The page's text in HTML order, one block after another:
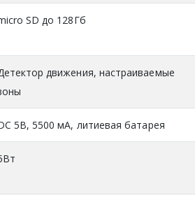
SD до 128Гб
движения, настраиваемые
5В, 5500 мА, литиевая батарея